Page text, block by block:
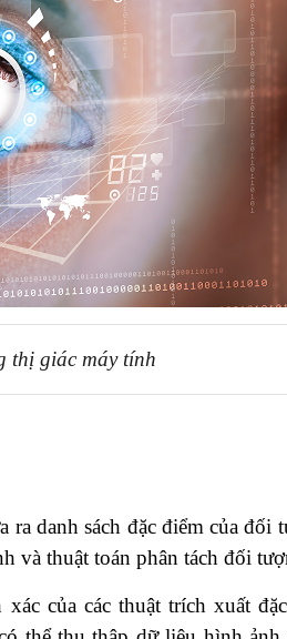
thị giác máy tính
danh sách đặc điểm của đối
và thuật toán phân tách đối
của các thuật trích xuất